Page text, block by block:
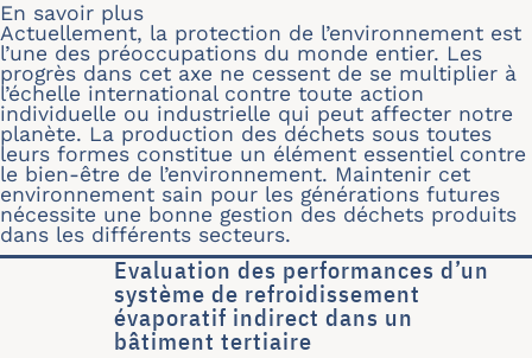
En savoir plus
Actuellement, la protection de l’environnement est
l’une des préoccupations du monde entier. Les
progrès dans cet axe ne cessent de se multiplier à
l’échelle international contre toute action
individuelle ou industrielle qui peut affecter notre
planète. La production des déchets sous toutes
leurs formes constitue un élément essentiel contre
le bien-être de l’environnement. Maintenir cet
environnement sain pour les générations futures
nécessite une bonne gestion des déchets produits
dans les différents secteurs.
Evaluation des performances d’un
système de refroidissement
évaporatif indirect dans un
bâtiment tertiaire